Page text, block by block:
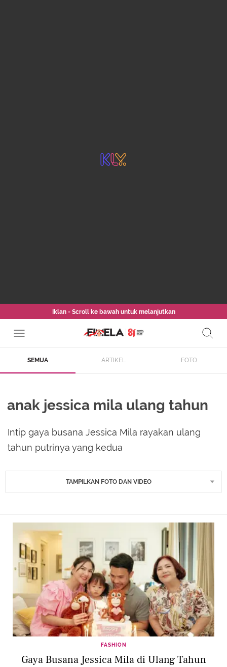
Iklan - Scroll ke bawah untuk melanjutkan
SEMUA ARTIKEL FOTO
anak jessica mila ulang tahun
Intip gaya busana Jessica Mila rayakan ulang
tahun putrinya yang kedua
TAMPILKAN FOTO DAN VIDEO
FASHION
Gaya Busana Jessica Mila di Ulang Tahun